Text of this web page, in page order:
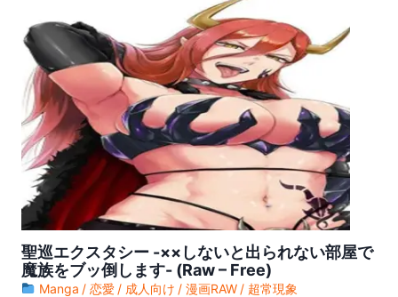
ワンピース (Raw – Free) 【第1151話】
ワンピース (Raw – Free) 【第1150話】
ワンピース (Raw – Free) 【第1149話】
ワンピース (Raw – Free) 【第1148話】
ワンピース (Raw – Free) 【第1147話】
ワンピース (Raw – Free) 【第1146話】
ワンピース (Raw – Free) 【第1145話】
ワンピース (Raw – Free) 【第1144話】
ワンピース (Raw – Free) 【第1143話】
聖巡エクスタシー -××しないと出られない部屋で
魔族をブッ倒します- (Raw – Free)
Manga 恋愛 成人向け 漫画RAW 超常現象